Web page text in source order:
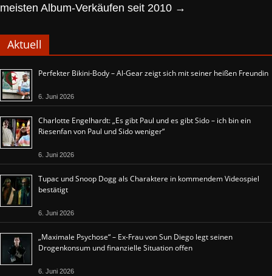
meisten Album-Verkäufen seit 2010 →
Aktuell
Perfekter Bikini-Body – Al-Gear zeigt sich mit seiner heißen Freundin
6. Juni 2026
Charlotte Engelhardt: „Es gibt Paul und es gibt Sido – ich bin ein
Riesenfan von Paul und Sido weniger“
6. Juni 2026
Tupac und Snoop Dogg als Charaktere in kommendem Videospiel
bestätigt
6. Juni 2026
„Maximale Psychose“ – Ex-Frau von Sun Diego legt seinen
Drogenkonsum und finanzielle Situation offen
6. Juni 2026